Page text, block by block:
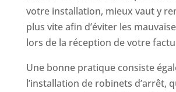
votre installation, mieux vaut y
plus vite afin d’éviter les
lors de la réception de votre
Une bonne pratique consiste
l’installation de robinets d’arrêt,